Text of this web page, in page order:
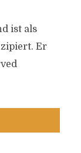
ist als
Er